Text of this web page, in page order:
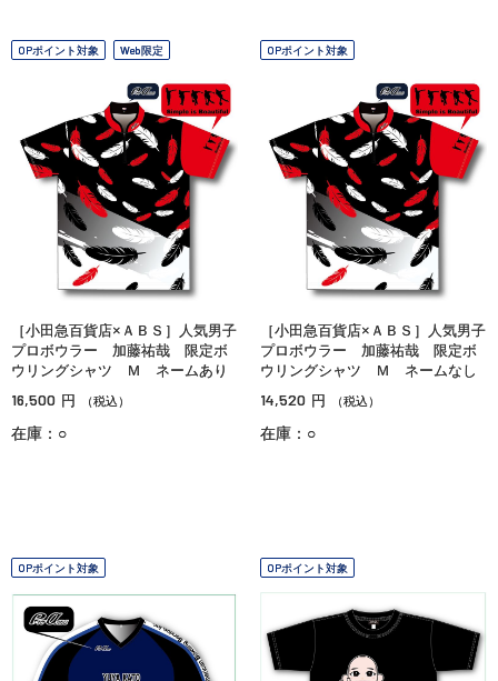
OPポイント対象 Web限定
［小田急百貨店×ＡＢＳ］人気男子
プロボウラー 加藤祐哉 限定ボ
ウリングシャツ Ｍ ネームあり
16,500 円 （税込）
在庫：○
OPポイント対象
［小田急百貨店×ＡＢＳ］人気男子
プロボウラー 加藤祐哉 限定ボ
ウリングシャツ Ｍ ネームなし
14,520 円 （税込）
在庫：○
OPポイント対象 OPポイント対象